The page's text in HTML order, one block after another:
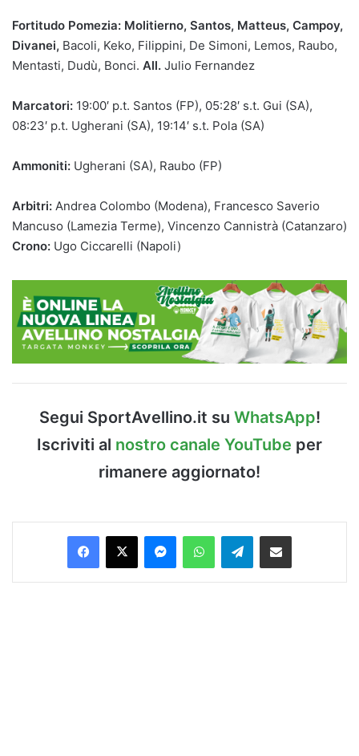
Fortitudo Pomezia: Molitierno, Santos, Matteus, Campoy,
Divanei, Bacoli, Keko, Filippini, De Simoni, Lemos, Raubo,
Mentasti, Dudù, Bonci. All. Julio Fernandez
Marcatori: 19:00′ p.t. Santos (FP), 05:28′ s.t. Gui (SA),
08:23′ p.t. Ugherani (SA), 19:14′ s.t. Pola (SA)
Ammoniti: Ugherani (SA), Raubo (FP)
Arbitri: Andrea Colombo (Modena), Francesco Saverio
Mancuso (Lamezia Terme), Vincenzo Cannistrà (Catanzaro)
Crono: Ugo Ciccarelli (Napoli)
Segui SportAvellino.it su WhatsApp!
Iscriviti al nostro canale YouTube per
rimanere aggiornato!
Facebook
X MessengerWhatsAppTelegramCondividi via Email